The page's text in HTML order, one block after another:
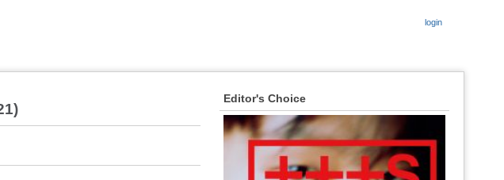
login
Editor's Choice